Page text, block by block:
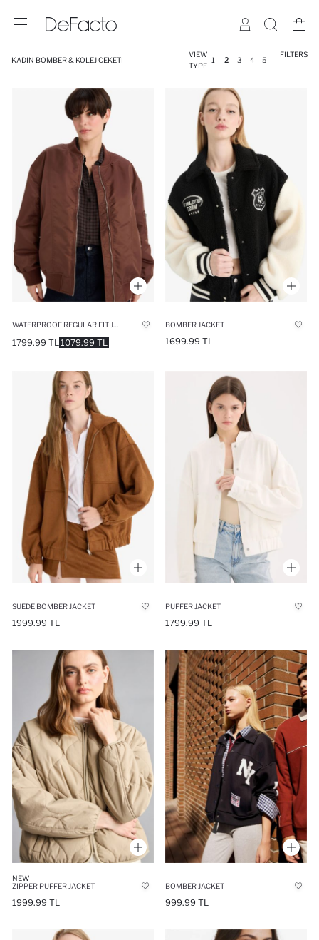
KADIN BOMBER & KOLEJ CEKETI
VIEW
TYPE
1 2 3 4 5
FILTERS
1079.99 TL
1799.99 TL
BOMBER JACKET
1699.99 TL
SUEDE BOMBER JACKET
1999.99 TL
PUFFER JACKET
1799.99 TL
NEW
ZIPPER PUFFER JACKET
1999.99 TL
BOMBER JACKET
999.99 TL